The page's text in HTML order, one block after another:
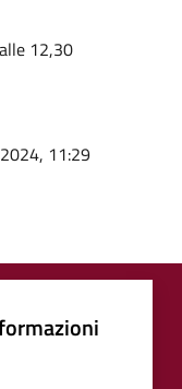
12,30
11:29